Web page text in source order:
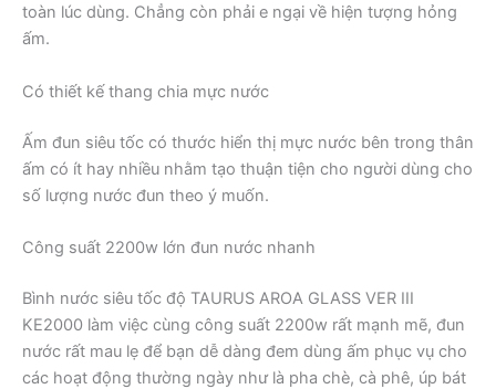
toàn lúc dùng. Chẳng còn phải e ngại về hiện tượng hỏng
ấm.
Có thiết kế thang chia mực nước
Ấm đun siêu tốc có thước hiển thị mực nước bên trong thân
ấm có ít hay nhiều nhằm tạo thuận tiện cho người dùng cho
số lượng nước đun theo ý muốn.
Công suất 2200w lớn đun nước nhanh
Bình nước siêu tốc độ TAURUS AROA GLASS VER III
KE2000 làm việc cùng công suất 2200w rất mạnh mẽ, đun
nước rất mau lẹ để bạn dễ dàng đem dùng ấm phục vụ cho
các hoạt động thường ngày như là pha chè, cà phê, úp bát